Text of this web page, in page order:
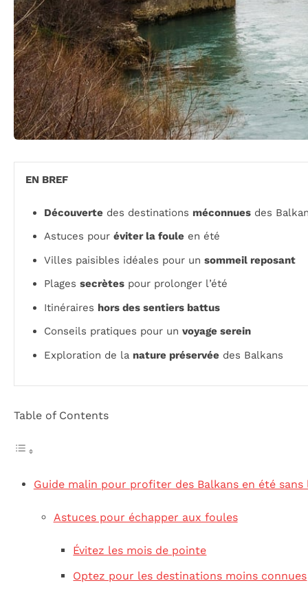
EN BREF
Découverte des destinations méconnues des
Astuces pour éviter la foule en été
Villes paisibles idéales pour un sommeil reposant
Plages secrètes pour prolonger l’été
Itinéraires hors des sentiers battus
Conseils pratiques pour un voyage serein
Exploration de la nature préservée des Balkans
Table of Contents
Guide malin pour profiter des Balkans en été sans
Astuces pour échapper aux foules
Évitez les mois de pointe
Optez pour les destinations moins connues